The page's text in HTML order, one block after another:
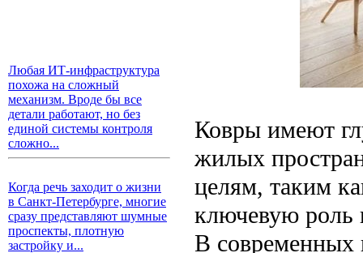
Любая ИТ-инфраструктура
похожа на сложный
механизм. Вроде бы все
детали работают, но без
единой системы контроля
сложно...
Когда речь заходит о жизни
в Санкт-Петербурге, многие
сразу представляют шумные
проспекты, плотную
застройку и...
Ковры имеют
жилых
целям, таким
ключевую роль
В современных